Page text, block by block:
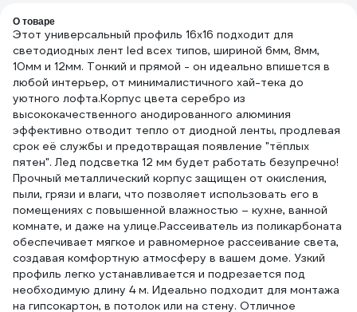
О товаре
Этот универсальный профиль 16х16 подходит для
светодиодных лент led всех типов, шириной 6мм, 8мм,
10мм и 12мм. Тонкий и прямой - он идеально впишется в
любой интерьер, от минималистичного хай-тека до
уютного лофта.Корпус цвета серебро из
высококачественного анодированного алюминия
эффективно отводит тепло от диодной ленты, продлевая
срок её службы и предотвращая появление "тёплых
пятен". Лед подсветка 12 мм будет работать безупречно!
Прочный металлический корпус защищен от окисления,
пыли, грязи и влаги, что позволяет использовать его в
помещениях с повышенной влажностью – кухне, ванной
комнате, и даже на улице.Рассеиватель из поликарбоната
обеспечивает мягкое и равномерное рассеивание света,
создавая комфортную атмосферу в вашем доме. Узкий
профиль легко устанавливается и подрезается под
необходимую длину 4 м. Идеально подходит для монтажа
на гипсокартон, в потолок или на стену. Отличное